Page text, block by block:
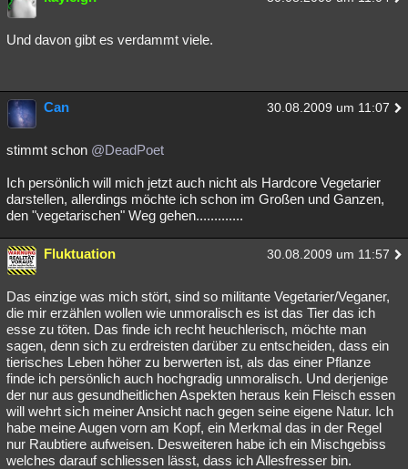
Und davon gibt es verdammt viele.
Can 30.08.2009 um 11:07
stimmt schon @DeadPoet
Ich persönlich will mich jetzt auch nicht als Hardcore Vegetarier
darstellen, allerdings möchte ich schon im Großen und Ganzen,
den "vegetarischen" Weg gehen.............
Fluktuation 30.08.2009 um 11:57
Das einzige was mich stört, sind so militante Vegetarier/Veganer,
die mir erzählen wollen wie unmoralisch es ist das Tier das ich
esse zu töten. Das finde ich recht heuchlerisch, möchte man
sagen, denn sich zu erdreisten darüber zu entscheiden, dass ein
tierisches Leben höher zu berwerten ist, als das einer Pflanze
finde ich persönlich auch hochgradig unmoralisch. Und derjenige
der nur aus gesundheitlichen Aspekten heraus kein Fleisch essen
will wehrt sich meiner Ansicht nach gegen seine eigene Natur. Ich
habe meine Augen vorn am Kopf, ein Merkmal das in der Regel
nur Raubtiere aufweisen. Desweiteren habe ich ein Mischgebiss
welches darauf schliessen lässt, dass ich Allesfresser bin.